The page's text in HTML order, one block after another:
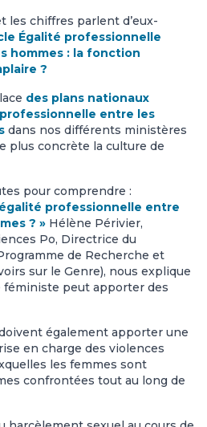
les chiffres parlent d’eux-
Égalité professionnelle
hommes : la fonction
?
des plans nationaux
entre les
dans nos différents ministères
plus concrète la culture de
pour comprendre :
professionnelle entre
? » Hélène Périvier,
Po, Directrice du
de Recherche et
sur le Genre), nous explique
féministe peut apporter des
également apporter une
en charge des violences
les femmes sont
confrontées tout au long de